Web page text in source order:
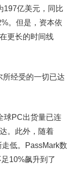
197亿美元，同比
。但是，资本依
更长的时间线
所经受的一切已达
球PC出货量已连
。此外，随着
低。PassMark数
10%飙升到了